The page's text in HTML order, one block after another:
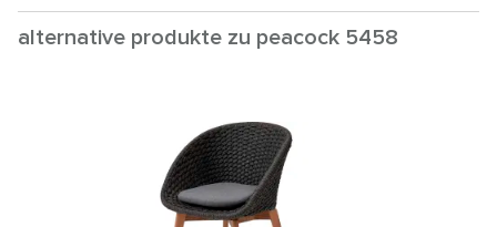
alternative produkte zu peacock 5458